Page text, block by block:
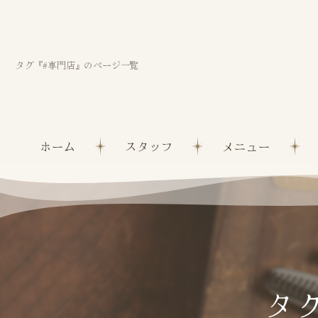
タグ『#専門店』のページ一覧
ホーム スタッフ メニュー
タ